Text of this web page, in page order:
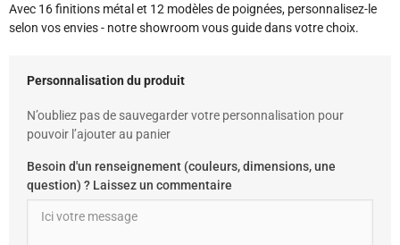
Avec 16 finitions métal et 12 modèles de poignées, personnalisez-le
selon vos envies - notre showroom vous guide dans votre choix.
Personnalisation du produit
N’oubliez pas de sauvegarder votre personnalisation pour
pouvoir l’ajouter au panier
Besoin d'un renseignement (couleurs, dimensions, une
question) ? Laissez un commentaire